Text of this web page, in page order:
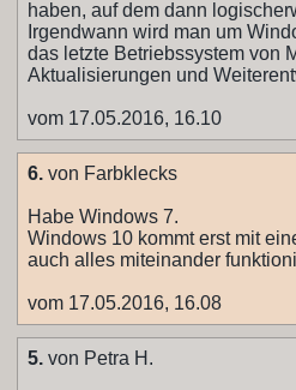
haben, auf dem dann
Irgendwann wird man um
das letzte Betriebssystem von
Aktualisierungen und
vom 17.05.2016, 16.10
6. von Farbklecks
Habe Windows 7.
Windows 10 kommt erst mit
auch alles miteinander
vom 17.05.2016, 16.08
5. von Petra H.